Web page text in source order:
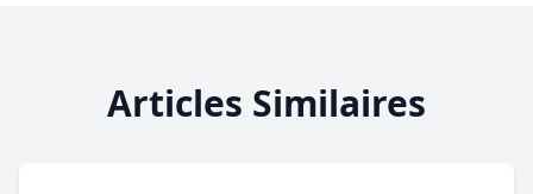
Articles Similaires